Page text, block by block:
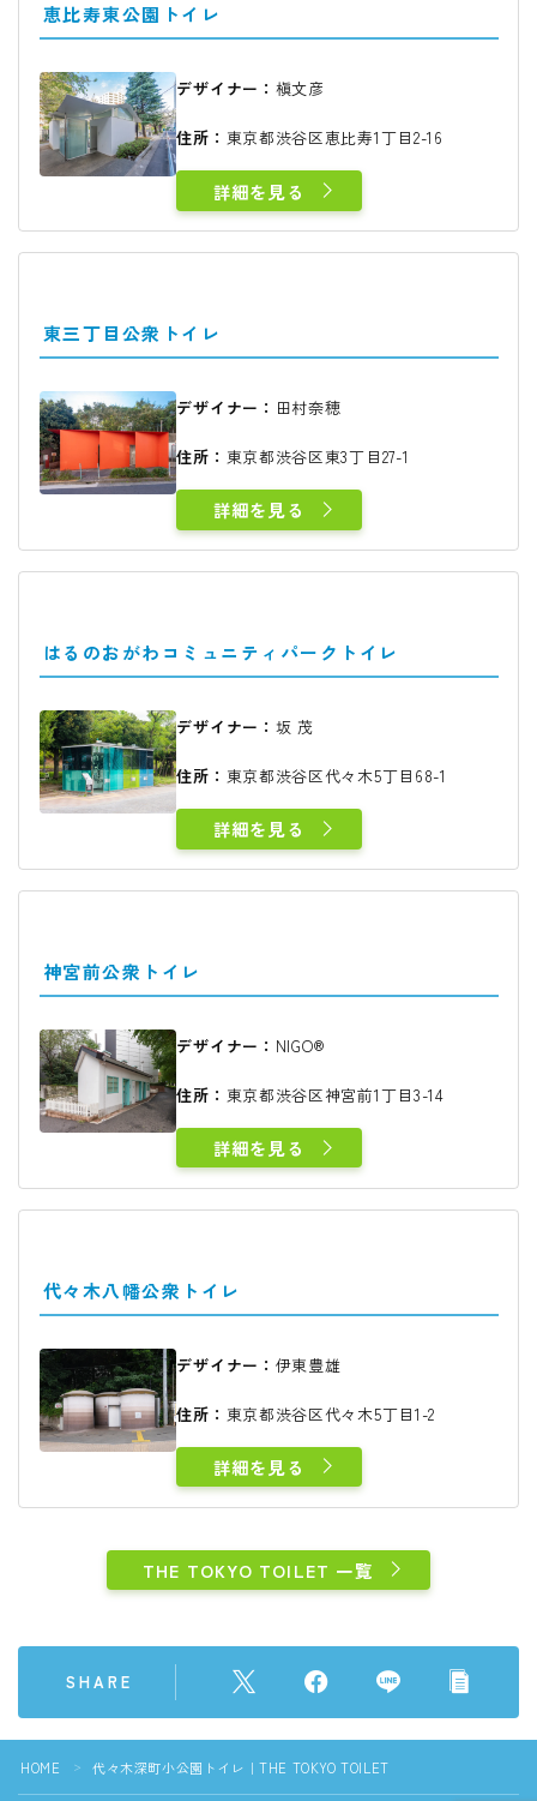
恵比寿東公園トイレ
デザイナー： 槇文彦
住所： 東京都渋谷区恵比寿1丁目2-16
詳細を見る
東三丁目公衆トイレ
デザイナー： 田村奈穂
住所： 東京都渋谷区東3丁目27-1
詳細を見る
はるのおがわコミュニティパークトイレ
デザイナー： 坂 茂
住所： 東京都渋谷区代々木5丁目68-1
詳細を見る
神宮前公衆トイレ
デザイナー： NIGO®
住所： 東京都渋谷区神宮前1丁目3-14
詳細を見る
代々木八幡公衆トイレ
デザイナー： 伊東豊雄
住所： 東京都渋谷区代々木5丁目1-2
詳細を見る
THE TOKYO TOILET 一覧
SHARE
HOME ＞ 代々木深町小公園トイレ｜THE TOKYO TOILET